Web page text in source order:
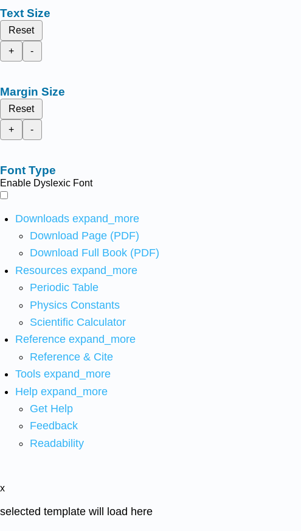
Text Size
Reset
+
-
Margin Size
Reset
+
-
Font Type
Enable Dyslexic Font
Downloads expand_more
Download Page (PDF)
Download Full Book (PDF)
Resources expand_more
Periodic Table
Physics Constants
Scientific Calculator
Reference expand_more
Reference & Cite
Tools expand_more
Help expand_more
Get Help
Feedback
Readability
x
selected template will load here